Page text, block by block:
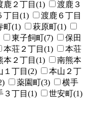
鹿２丁目(1)
渡鹿３
丁目(1)
渡鹿６丁目
町(1)
萩原町(1)
東子飼町(7)
保田
本荘２丁目(1)
本荘
本２丁目(1)
南熊本
１丁目(2)
本山２丁
薬園町(3)
横手
３丁目(1)
世安町(1)